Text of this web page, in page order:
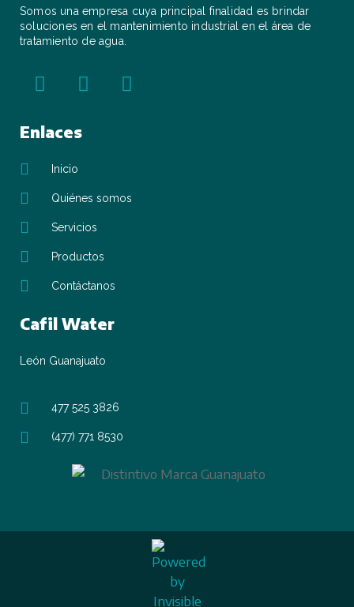
Somos una empresa cuya principal finalidad es brindar
soluciones en el mantenimiento industrial en el área de
tratamiento de agua.
Enlaces
Inicio
Quiénes somos
Servicios
Productos
Contáctanos
Cafil Water
León Guanajuato
477 525 3826
(477) 771 8530